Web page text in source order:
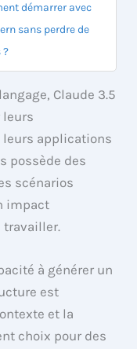
démarrer avec
sans perdre de
?
Claude 3.5
leurs
applications
possède des
scénarios
impact
travailler.
à générer un
est
et la
choix pour des